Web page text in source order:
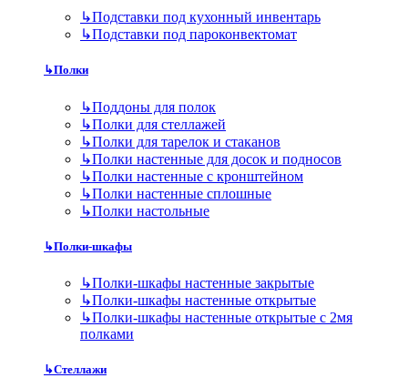
↳Подставки под кухонный инвентарь
↳Подставки под пароконвектомат
↳Полки
↳Поддоны для полок
↳Полки для стеллажей
↳Полки для тарелок и стаканов
↳Полки настенные для досок и подносов
↳Полки настенные с кронштейном
↳Полки настенные сплошные
↳Полки настольные
↳Полки-шкафы
↳Полки-шкафы настенные закрытые
↳Полки-шкафы настенные открытые
↳Полки-шкафы настенные открытые с 2мя
полками
↳Стеллажи